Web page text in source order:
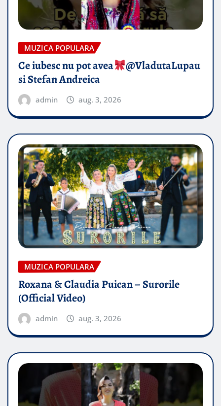
MUZICA POPULARA
Ce iubesc nu pot avea
​@VladutaLupau
si Stefan Andreica
admin aug. 3, 2026
MUZICA POPULARA
Roxana & Claudia Puican – Surorile
(Official Video)
admin aug. 3, 2026